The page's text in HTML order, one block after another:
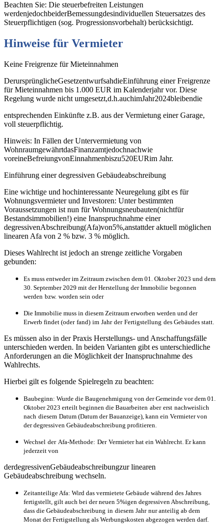
Beachten Sie: Die steuerbefreiten Leistungen
werdenjedochbeiderBemessungdesindividuellen Steuersatzes des
Steuerpflichtigen (sog. Progressionsvorbehalt) berücksichtigt.
Hinweise für Vermieter
Keine Freigrenze für Mieteinnahmen
DerursprünglicheGesetzentwurfsahdieEinführung einer Freigrenze
für Mieteinnahmen bis 1.000 EUR im Kalenderjahr vor. Diese
Regelung wurde nicht umgesetzt,d.h.auchimJahr2024bleibendie
entsprechenden Einkünfte z.B. aus der Vermietung einer Garage,
voll steuerpflichtig.
Hinweis: In Fällen der Untervermietung von
WohnraumgewährtdasFinanzamtjedochnachwie
voreineBefreiungvonEinnahmenbiszu520EURim Jahr.
Einführung einer degressiven Gebäudeabschreibung
Eine wichtige und hochinteressante Neuregelung gibt es für
Wohnungsvermieter und Investoren: Unter bestimmten
Voraussetzungen ist nun für Wohnungsneubauten(nichtfür
Bestandsimmobilien!) eine Inanspruchnahme einer
degressivenAbschreibung(Afa)von5%,anstattder aktuell möglichen
linearen Afa von 2 % bzw. 3 % möglich.
Dieses Wahlrecht ist jedoch an strenge zeitliche Vorgaben
gebunden:
Es muss entweder im Zeitraum zwischen dem 01. Oktober 2023 und dem
30. September 2029 mit der Herstellung der Immobilie begonnen
werden bzw. worden sein oder
Die Immobilie muss in diesem Zeitraum erworben werden und der
Erwerb findet (oder fand) im Jahr der Fertigstellung des Gebäudes statt.
Es müssen also in der Praxis Herstellungs‐ und Anschaffungsfälle
unterschieden werden. In beiden Varianten gibt es unterschiedliche
Anforderungen an die Möglichkeit der Inanspruchnahme des
Wahlrechts.
Hierbei gilt es folgende Spielregeln zu beachten:
Baubeginn: Wurde die Baugenehmigung von der Gemeinde vor dem 01.
Oktober 2023 erteilt beginnen die Bauarbeiten aber erst nachweislich
nach diesem Datum (Datum der Bauanzeige), kann ein Vermieter von
der degressiven Gebäudeabschreibung profitieren.
Wechsel der Afa‐Methode: Der Vermieter hat ein Wahlrecht. Er kann
jederzeit von
derdegressivenGebäudeabschreibungzur linearen
Gebäudeabschreibung wechseln.
Zeitanteilige Afa: Wird das vermietete Gebäude während des Jahres
fertigstellt, gilt auch bei der neuen 5%igen degressiven Abschreibung,
dass die Gebäudeabschreibung in diesem Jahr nur anteilig ab dem
Monat der Fertigstellung als Werbungskosten abgezogen werden darf.